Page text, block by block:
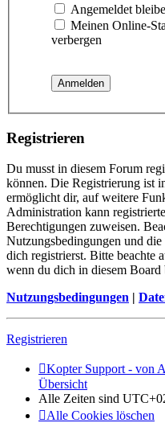
Angemeldet
Meinen Online-
verbergen
Registrieren
Du musst in diesem Forum
können. Die Registrierung ist
ermöglicht dir, auf weitere
Administration kann
Berechtigungen zuweisen.
Nutzungsbedingungen und
dich registrierst. Bitte beachte
wenn du dich in diesem Board
Nutzungsbedingungen |
Registrieren
Kopter Support - von
Übersicht
Alle Zeiten sind
Alle Cookies löschen